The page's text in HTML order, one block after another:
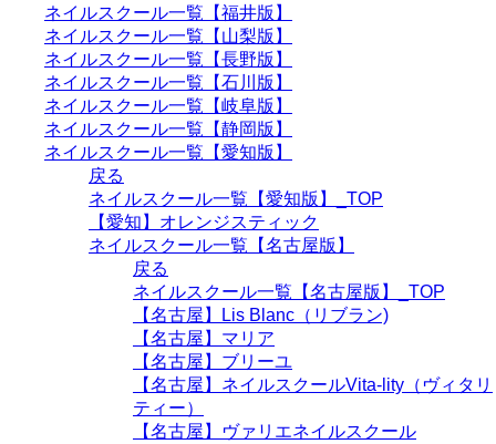
ネイルスクール一覧【福井版】
ネイルスクール一覧【山梨版】
ネイルスクール一覧【長野版】
ネイルスクール一覧【石川版】
ネイルスクール一覧【岐阜版】
ネイルスクール一覧【静岡版】
ネイルスクール一覧【愛知版】
戻る
ネイルスクール一覧【愛知版】_TOP
【愛知】オレンジスティック
ネイルスクール一覧【名古屋版】
戻る
ネイルスクール一覧【名古屋版】_TOP
【名古屋】Lis Blanc（リブラン)
【名古屋】マリア
【名古屋】ブリーユ
【名古屋】ネイルスクールVita-lity（ヴィタリ
ティー）
【名古屋】ヴァリエネイルスクール